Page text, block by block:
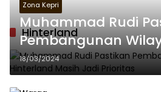
Hinterland
Zona Kepri
Muhammad Rudi
Pembangunan
Hinterland Masih
18/03/2024